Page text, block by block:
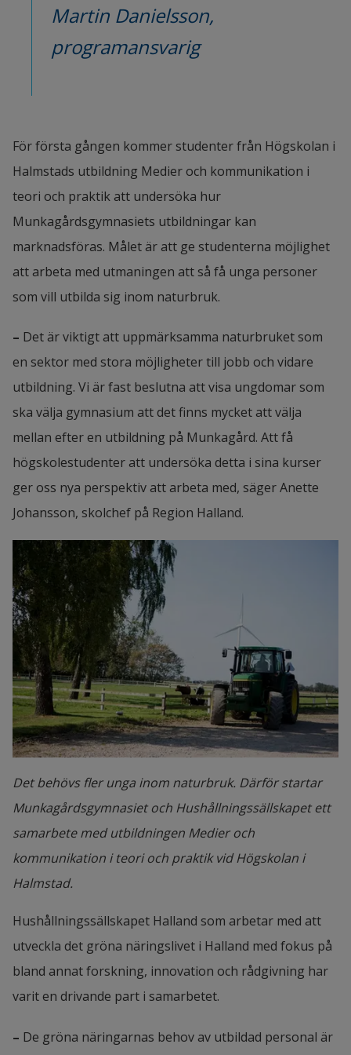
Martin Danielsson,
programansvarig
För första gången kommer studenter från Högskolan i
Halmstads utbildning Medier och kommunikation i
teori och praktik att undersöka hur
Munkagårdsgymnasiets utbildningar kan
marknadsföras. Målet är att ge studenterna möjlighet
att arbeta med utmaningen att så få unga personer
som vill utbilda sig inom naturbruk.
– Det är viktigt att uppmärksamma naturbruket som
en sektor med stora möjligheter till jobb och vidare
utbildning. Vi är fast beslutna att visa ungdomar som
ska välja gymnasium att det finns mycket att välja
mellan efter en utbildning på Munkagård. Att få
högskolestudenter att undersöka detta i sina kurser
ger oss nya perspektiv att arbeta med, säger Anette
Johansson, skolchef på Region Halland.
Det behövs fler unga inom naturbruk. Därför startar
Munkagårdsgymnasiet och Hushållningssällskapet ett
samarbete med utbildningen Medier och
kommunikation i teori och praktik vid Högskolan i
Halmstad.
Hushållningssällskapet Halland som arbetar med att
utveckla det gröna näringslivet i Halland med fokus på
bland annat forskning, innovation och rådgivning har
varit en drivande part i samarbetet.
– De gröna näringarnas behov av utbildad personal är